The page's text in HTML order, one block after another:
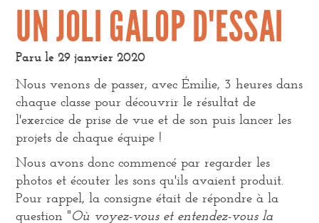
UN JOLI GALOP D'ESSAI
Paru le29 janvier 2020
Nous venons de passer, avec Émilie, 3 heures dans
chaque classe pour découvrir le résultat de
l'exercice de prise de vue et de son puis lancer les
projets de chaque équipe !
Nous avons donc commencé par regarder les
photos et écouter les sons qu'ils avaient produit.
Pour rappel, la consigne était de répondre à la
question "Où voyez-vous et entendez-vous la